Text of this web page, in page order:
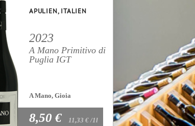
APULIEN, ITALIEN
2023
A Mano Primitivo di
Puglia IGT
A Mano, Gioia
8,50 € 11,33 € /1l